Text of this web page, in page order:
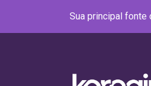
Sua principal fonte